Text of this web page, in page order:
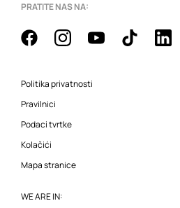
PRATITE NAS NA:
Politika privatnosti
Pravilnici
Podaci tvrtke
Kolačići
Mapa stranice
WE ARE IN: